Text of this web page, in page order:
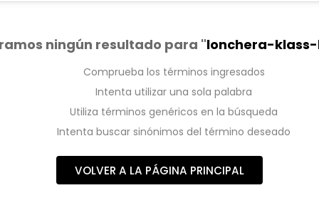
ningún resultado para "lonchera-
Comprueba los términos ingresados
Intenta utilizar una sola palabra
Utiliza términos genéricos en la búsqueda
Intenta buscar sinónimos del término deseado
VOLVER A LA PÁGINA PRINCIPAL